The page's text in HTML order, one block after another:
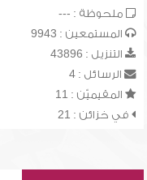
ملحوظة : ---
المستمعين : 9943
التنزيل : 43896
الرسائل : 4
المقيميّن : 11
في خزائن : 21